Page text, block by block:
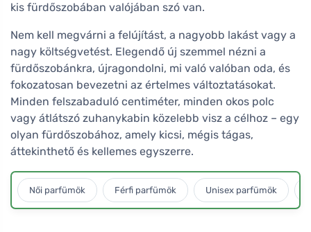
kis fürdőszobában valójában szó van.
Nem kell megvárni a felújítást, a nagyobb lakást vagy a
nagy költségvetést. Elegendő új szemmel nézni a
fürdőszobánkra, újragondolni, mi való valóban oda, és
fokozatosan bevezetni az értelmes változtatásokat.
Minden felszabaduló centiméter, minden okos polc
vagy átlátszó zuhanykabin közelebb visz a célhoz – egy
olyan fürdőszobához, amely kicsi, mégis tágas,
áttekinthető és kellemes egyszerre.
Női parfümök Férfi parfümök Unisex parfümök